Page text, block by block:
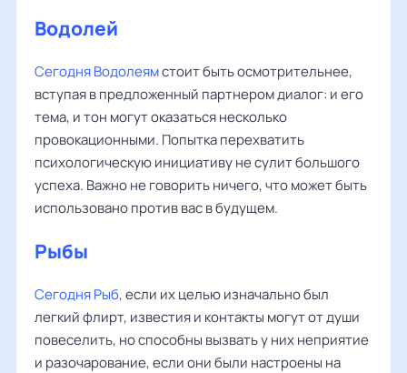
Водолей
Сегодня Водолеямстоит быть осмотрительнее,
вступая в предложенный партнером диалог: и его
тема, и тон могут оказаться несколько
провокационными. Попытка перехватить
психологическую инициативу не сулит большого
успеха. Важно не говорить ничего, что может быть
использовано против вас в будущем.
Рыбы
Сегодня Рыб, если их целью изначально был
легкий флирт, известия и контакты могут от души
повеселить, но способны вызвать у них неприятие
и разочарование, если они были настроены на